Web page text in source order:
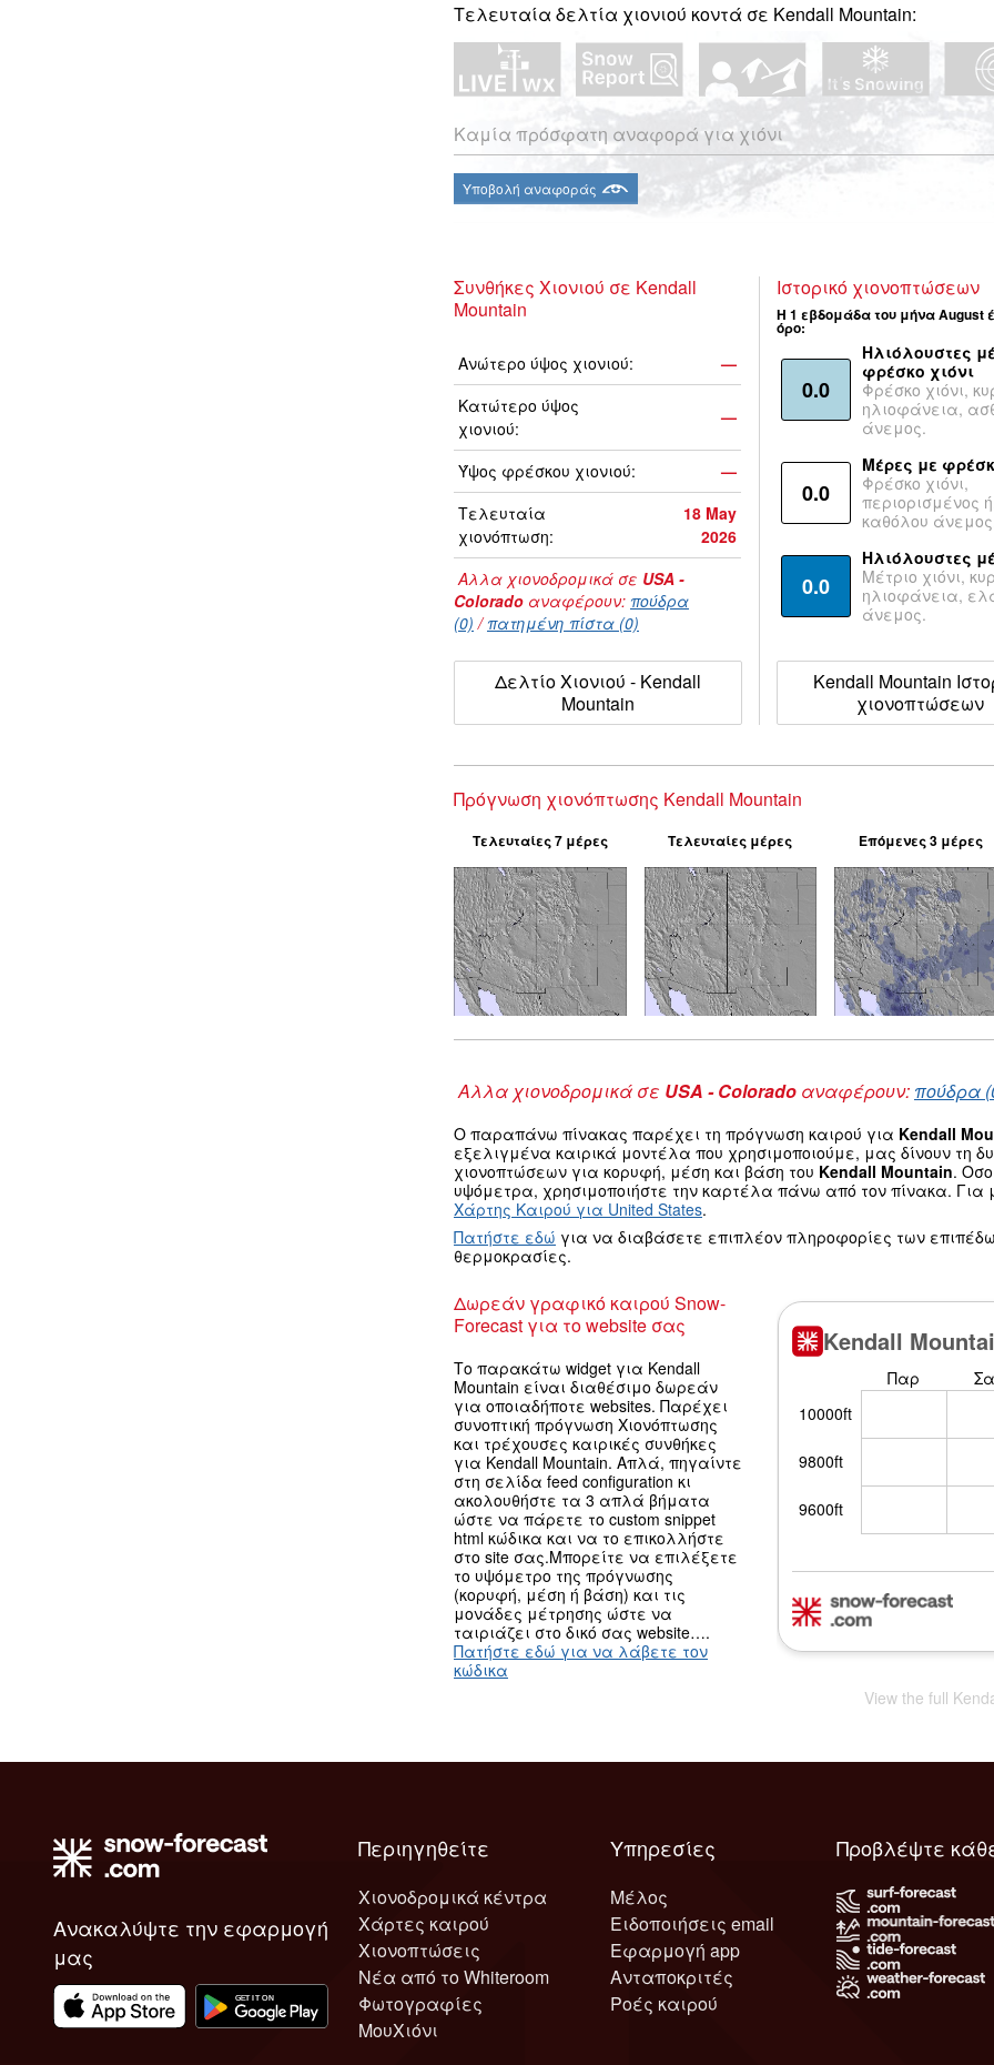
Τελευταία δελτία χιονιού κοντά σε Kendall Mountain:
Καμία πρόσφατη αναφορά για χιόνι
Υποβολή αναφοράς
Συνθήκες Χιονιού σε Kendall
Mountain
Ανώτερο ύψος χιονιού:
—
Κατώτερο ύψος
χιονιού:
—
Ύψος φρέσκου χιονιού:
—
Τελευταία
χιονόπτωση:
18 May
2026
Αλλα χιονοδρομικά σε USA -
Colorado αναφέρουν: πούδρα
(0) /πατημένη πίστα (0)
Δελτίο Χιονιού - Kendall
Mountain
Ιστορικό χιονοπτώσεων
Η 1 εβδομάδα του μήνα August
όρο:
0.0
Ηλιόλουστες
φρέσκο χιόνι
Φρέσκο χιόνι,
ηλιοφάνεια,
άνεμος.
0.0
Μέρες με
Φρέσκο χιόνι,
περιορισμένος
καθόλου
0.0
Ηλιόλουστες
Μέτριο χιόνι,
ηλιοφάνεια,
άνεμος.
Kendall Mountain
χιονοπτώσεων
Πρόγνωση χιονόπτωσης Kendall Mountain
Τελευταίες 7 μέρες Τελευταίες μέρες Επόμενες 3 μέρες
Αλλα χιονοδρομικά σε USA - Colorado αναφέρουν: πούδρα
Ο παραπάνω πίνακας παρέχει τη πρόγνωση καιρού για Kendall
εξελιγμένα καιρικά μοντέλα που χρησιμοποιούμε, μας δίνουν τη
χιονοπτώσεων για κορυφή, μέση και βάση του Kendall Mountain.
υψόμετρα, χρησιμοποιήστε την καρτέλα πάνω από τον πίνακα. Για
Χάρτης Καιρού για United States.
Πατήστε εδώ για να διαβάσετε επιπλέον πληροφορίες των
θερμοκρασίες.
Δωρεάν γραφικό καιρού Snow-
Forecast για το website σας
Το παρακάτω widget για Kendall
Mountain είναι διαθέσιμο δωρεάν
για οποιαδήποτε websites. Παρέχει
συνοπτική πρόγνωση Χιονόπτωσης
και τρέχουσες καιρικές συνθήκες
για Kendall Mountain. Απλά, πηγαίντε
στη σελίδα feed configuration κι
ακολουθήστε τα 3 απλά βήματα
ώστε να πάρετε το custom snippet
html κώδικα και να το επικολλήστε
στο site σας.Μπορείτε να επιλέξετε
το υψόμετρο της πρόγνωσης
(κορυφή, μέση ή βάση) και τις
μονάδες μέτρησης ώστε να
ταιριάζει στο δικό σας website….
Πατήστε εδώ για να λάβετε τον
κώδικα
View the full
Ανακαλύψτε την εφαρμογή
μας
Περιηγηθείτε
Χιονοδρομικά κέντρα
Χάρτες καιρού
Χιονοπτώσεις
Νέα από το Whiteroom
Φωτογραφίες
ΜουΧιόνι
Υπηρεσίες
Μέλος
Ειδοποιήσεις email
Εφαρμογή app
Ανταποκριτές
Ροές καιρού
Προβλέψτε